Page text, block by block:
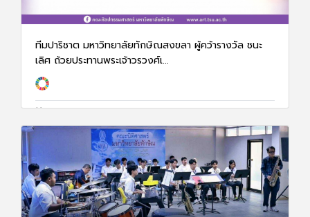
ทีมปาริชาต มหาวิทยาลัยทักษิณสงขลา ผู้คว้ารางวัล ชนะ
เลิศ ถ้วยประทานพระเจ้าวรวงศ์เ...